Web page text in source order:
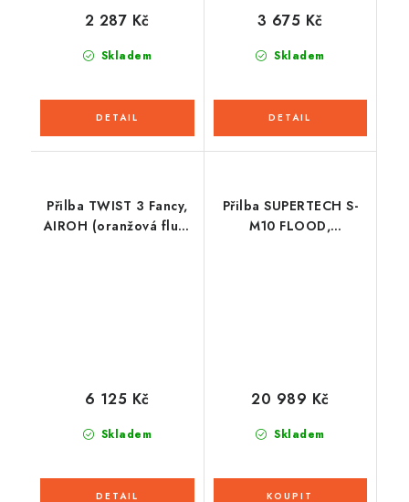
Skladem
2 287 Kč
Skladem
3 675 Kč
Přilba TWIST 3 Fancy,
AIROH (oranžová fluo-
Skladem
6 125 Kč
Přilba SUPERTECH S-
M10 FLOOD,
Skladem
20 989 Kč